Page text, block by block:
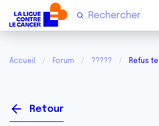
Accueil Forum ????? Refus
Retour